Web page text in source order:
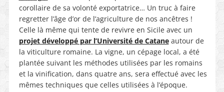
corollaire de sa volonté exportatrice… Un truc à faire
regretter l’âge d’or de l’agriculture de nos ancêtres !
Celle là même qui tente de revivre en Sicile avec un
projet développé par l’Université de Cataneautour de
la viticulture romaine. La vigne, un cépage local, a été
plantée suivant les méthodes utilisées par les romains
et la vinification, dans quatre ans, sera effectué avec les
mêmes techniques que celles utilisées à l’époque.